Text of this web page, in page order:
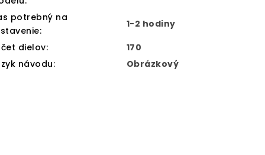
potrebný na
:
1-2 hodiny
dielov:
170
návodu: Obrázkový